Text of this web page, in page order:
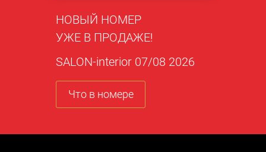
НОВЫЙ НОМЕР
УЖЕ В ПРОДАЖЕ!
SALON-interior 07/08 2026
Что в номере